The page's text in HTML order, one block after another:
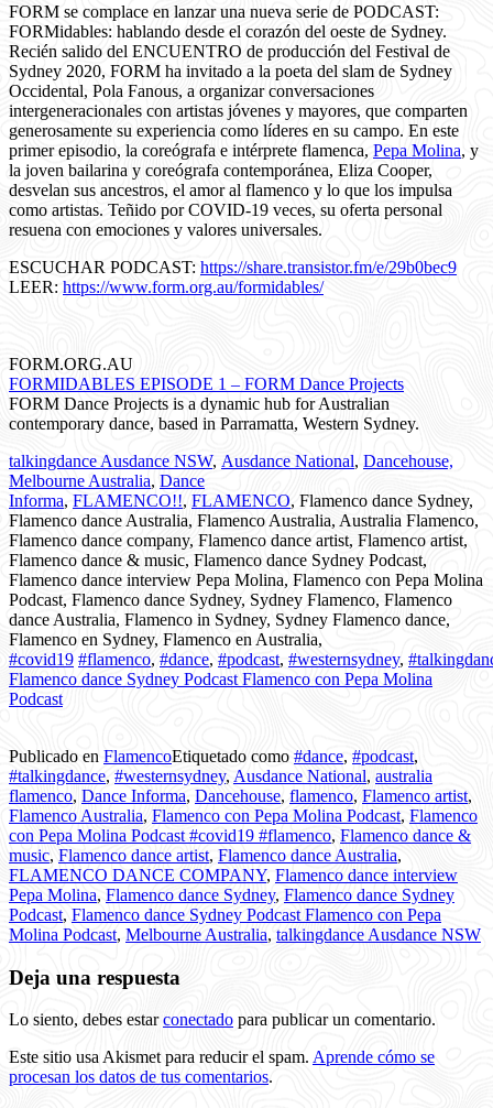
FORM se complace en lanzar una nueva serie de PODCAST:
FORMidables: hablando desde el corazón del oeste de Sydney.
Recién salido del ENCUENTRO de producción del Festival de
Sydney 2020, FORM ha invitado a la poeta del slam de Sydney
Occidental, Pola Fanous, a organizar conversaciones
intergeneracionales con artistas jóvenes y mayores, que comparten
generosamente su experiencia como líderes en su campo. En este
primer episodio, la coreógrafa e intérprete flamenca, Pepa Molina, y
la joven bailarina y coreógrafa contemporánea, Eliza Cooper,
desvelan sus ancestros, el amor al flamenco y lo que los impulsa
como artistas. Teñido por COVID-19 veces, su oferta personal
resuena con emociones y valores universales.
ESCUCHAR PODCAST: https://share.transistor.fm/e/29b0bec9
LEER: https://www.form.org.au/formidables/
FORM.ORG.AU
FORMIDABLES EPISODE 1 – FORM Dance Projects
FORM Dance Projects is a dynamic hub for Australian
contemporary dance, based in Parramatta, Western Sydney.
talkingdance Ausdance NSW, Ausdance National, Dancehouse,
Melbourne Australia, Dance
Informa, FLAMENCO!!, FLAMENCO, Flamenco dance Sydney,
Flamenco dance Australia, Flamenco Australia, Australia Flamenco,
Flamenco dance company, Flamenco dance artist, Flamenco artist,
Flamenco dance & music, Flamenco dance Sydney Podcast,
Flamenco dance interview Pepa Molina, Flamenco con Pepa Molina
Podcast, Flamenco dance Sydney, Sydney Flamenco, Flamenco
dance Australia, Flamenco in Sydney, Sydney Flamenco dance,
Flamenco en Sydney, Flamenco en Australia,
#covid19 #flamenco, #dance, #podcast, #westernsydney, #
Flamenco dance Sydney Podcast Flamenco con Pepa Molina
Podcast
Publicado en FlamencoEtiquetado como #dance, #podcast,
#talkingdance, #westernsydney, Ausdance National, australia
flamenco, Dance Informa, Dancehouse, flamenco, Flamenco artist,
Flamenco Australia, Flamenco con Pepa Molina Podcast, Flamenco
con Pepa Molina Podcast #covid19 #flamenco, Flamenco dance &
music, Flamenco dance artist, Flamenco dance Australia,
FLAMENCO DANCE COMPANY, Flamenco dance interview
Pepa Molina, Flamenco dance Sydney, Flamenco dance Sydney
Podcast, Flamenco dance Sydney Podcast Flamenco con Pepa
Molina Podcast, Melbourne Australia, talkingdance Ausdance NSW
Deja una respuesta
Lo siento, debes estarconectado para publicar un comentario.
Este sitio usa Akismet para reducir el spam. Aprende cómo se
procesan los datos de tus comentarios.